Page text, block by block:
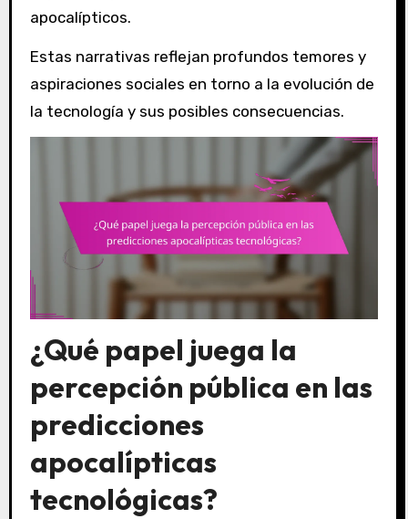
apocalípticos.
Estas narrativas reflejan profundos temores y
aspiraciones sociales en torno a la evolución de
la tecnología y sus posibles consecuencias.
¿Qué papel juega la
percepción pública en las
predicciones
apocalípticas
tecnológicas?